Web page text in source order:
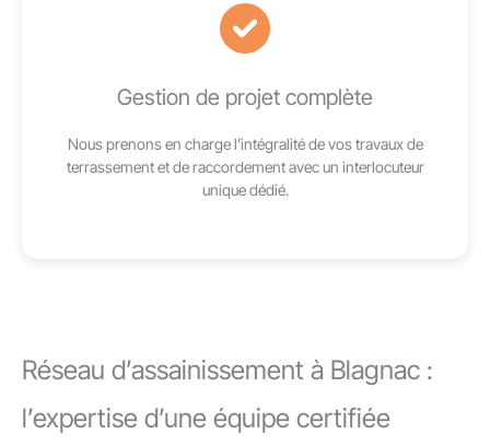
Gestion de projet complète
Nous prenons en charge l’intégralité de vos travaux de
terrassement et de raccordement avec un interlocuteur
unique dédié.
Réseau d’assainissement à Blagnac :
l’expertise d’une équipe certifiée